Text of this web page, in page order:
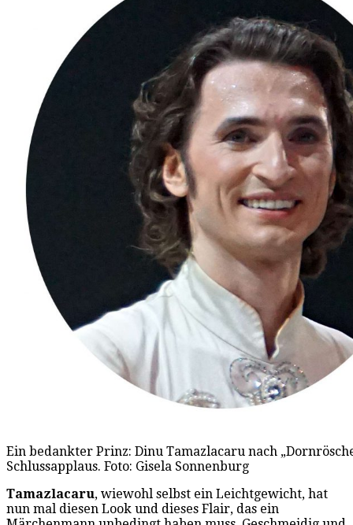
Ein bedankter Prinz: Dinu Tamazlacaru nach
Schlussapplaus. Foto: Gisela Sonnenburg
Tamazlacaru, wiewohl selbst ein Leichtgewicht, hat
nun mal diesen Look und dieses Flair, das ein